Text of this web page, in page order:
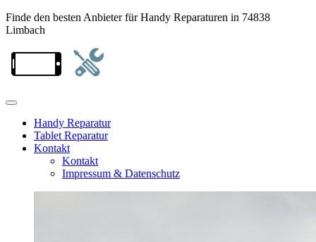
Finde den besten Anbieter für Handy Reparaturen in 74838
Limbach
Handy Reparatur
Tablet Reparatur
Kontakt
Kontakt
Impressum & Datenschutz